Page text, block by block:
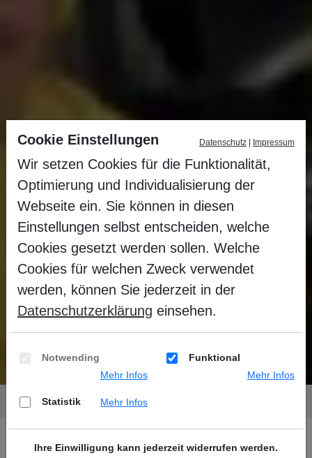
DLRG Homburg
Rettungsschwimmer
Sie befinden sich hier:Startseite
Cookie Einstellungen Datenschutz | Impressum
Wir setzen Cookies für die Funktionalität,
Optimierung und Individualisierung der
Webseite ein. Sie können in diesen
Einstellungen selbst entscheiden, welche
Cookies gesetzt werden sollen. Welche
Cookies für welchen Zweck verwendet
werden, können Sie jederzeit in der
Datenschutzerklärung einsehen.
Notwending
Mehr Infos
Funktional
Mehr Infos
Statistik Mehr Infos
Ihre Einwilligung kann jederzeit widerrufen werden.